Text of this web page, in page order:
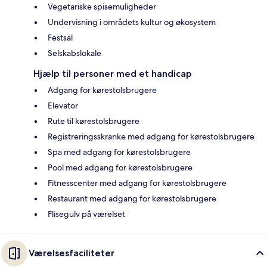
Vegetariske spisemuligheder
Undervisning i områdets kultur og økosystem
Festsal
Selskabslokale
Hjælp til personer med et handicap
Adgang for kørestolsbrugere
Elevator
Rute til kørestolsbrugere
Registreringsskranke med adgang for kørestolsbrugere
Spa med adgang for kørestolsbrugere
Pool med adgang for kørestolsbrugere
Fitnesscenter med adgang for kørestolsbrugere
Restaurant med adgang for kørestolsbrugere
Flisegulv på værelset
Værelsesfaciliteter